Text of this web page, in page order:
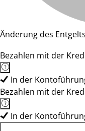
Änderung des
Bezahlen mit der
In der
Bezahlen mit der
In der